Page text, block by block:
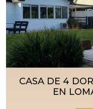
CASA DE 4
EN